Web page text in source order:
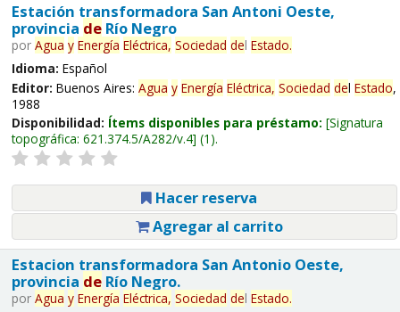
Estación transformadora San Antoni Oeste,
provincia deRío Negro
por Agua y Energía Eléctrica, Sociedad del Estado.
Idioma: Español
Editor: Buenos Aires: Agua y Energía Eléctrica, Sociedad del Estado,
1988
Disponibilidad: Ítems disponibles para préstamo: Signatura
topográfica: 621.374.5/A282/v.4 (1).
Hacer reserva
Agregar al carrito
Estacion transformadora San Antonio Oeste,
provincia deRío Negro.
por Agua y Energía Eléctrica, Sociedad del Estado.